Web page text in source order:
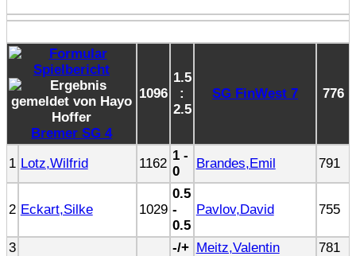
Bremer SG 4
1096
1.5
:
2.5
SG FinWest 7 776
1 Lotz,Wilfrid 1162
1 -
0
Brandes,Emil 791
2 Eckart,Silke 1029
0.5
-
0.5
Pavlov,David 755
3 -/+ Meitz,Valentin
781